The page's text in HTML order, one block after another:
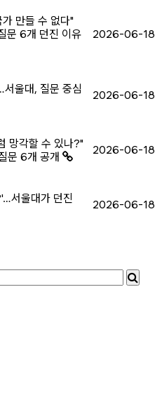
만들 수 없다"
문 6개 던진 이유
2026-06-18
울대, 질문 중심
2026-06-18
망각할 수 있나?"
문 6개 공개
2026-06-18
서울대가 던진
2026-06-18